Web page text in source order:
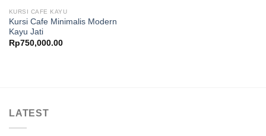
KURSI CAFE KAYU
Kursi Cafe Minimalis Modern
Kayu Jati
Rp750,000.00
LATEST